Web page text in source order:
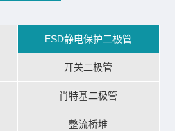
ESD静电保护二极管
开关二极管
肖特基二极管
整流桥堆